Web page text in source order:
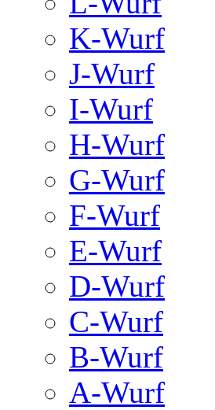
K-Wurf
J-Wurf
I-Wurf
H-Wurf
G-Wurf
F-Wurf
E-Wurf
D-Wurf
C-Wurf
B-Wurf
A-Wurf